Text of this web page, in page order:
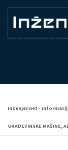
Inzenjer.net -
GRAĐEVINSKE MAŠINE,